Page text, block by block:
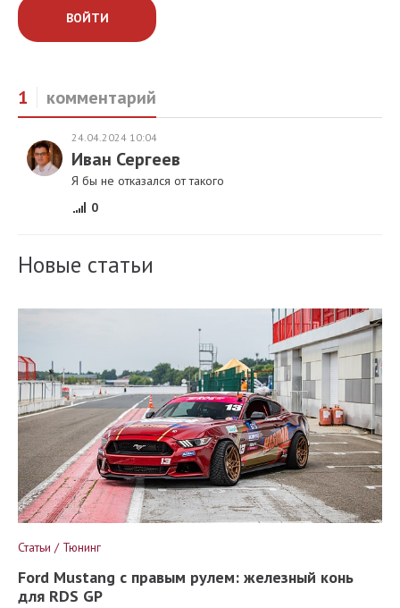
ВОЙТИ
1 комментарий
24.04.2024 10:04
Иван Сергеев
Я бы не отказался от такого
0
Новые статьи
Статьи / Тюнинг
Ford Mustang с правым рулем: железный конь
для RDS GP